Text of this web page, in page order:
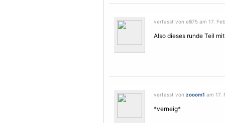
verfasst von elli75 am 17.
Also dieses runde Teil
verfasst von zooom1 am 17.
*verneig*